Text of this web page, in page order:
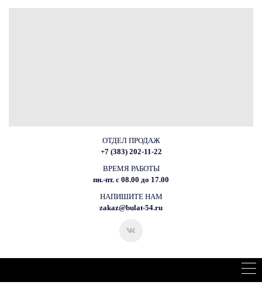
ОТДЕЛ ПРОДАЖ
+7 (383) 202-11-22
ВРЕМЯ РАБОТЫ
пн.-пт. с 08.00 до 17.00
НАПИШИТЕ НАМ
zakaz@bulat-54.ru